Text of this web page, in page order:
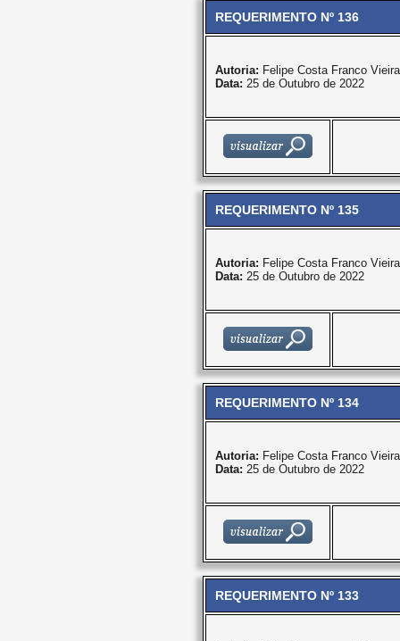
REQUERIMENTO Nº 136
Autoria: Felipe Costa Franco Vieira
Data: 25 de Outubro de 2022
REQUERIMENTO Nº 135
Autoria: Felipe Costa Franco Vieira
Data: 25 de Outubro de 2022
REQUERIMENTO Nº 134
Autoria: Felipe Costa Franco Vieira
Data: 25 de Outubro de 2022
REQUERIMENTO Nº 133